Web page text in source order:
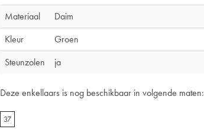
Materiaal
Daim
Kleur
Groen
Steunzolen
ja
Deze enkellaars is nog beschikbaar in volgende maten:
37